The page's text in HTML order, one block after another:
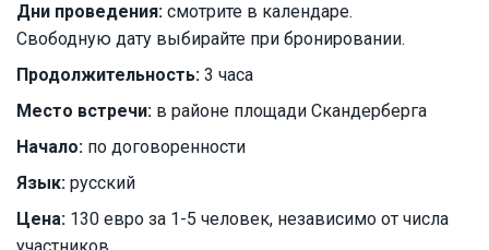
Дни проведения: смотрите в календаре.
Свободную дату выбирайте при бронировании.
Продолжительность: 3 часа
Место встречи: в районе площади Скандерберга
Начало: по договоренности
Язык: русский
Цена: 130 евро за 1-5 человек, независимо от числа